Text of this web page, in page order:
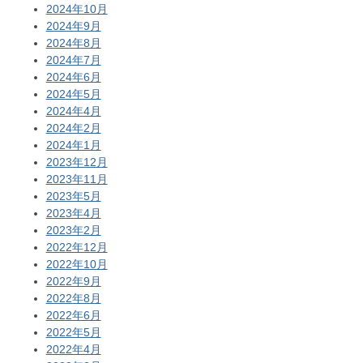
2024年10月
2024年9月
2024年8月
2024年7月
2024年6月
2024年5月
2024年4月
2024年2月
2024年1月
2023年12月
2023年11月
2023年5月
2023年4月
2023年2月
2022年12月
2022年10月
2022年9月
2022年8月
2022年6月
2022年5月
2022年4月